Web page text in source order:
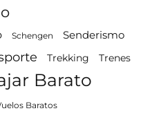
Schengen Senderismo
Trekking Trenes
Barato
Baratos